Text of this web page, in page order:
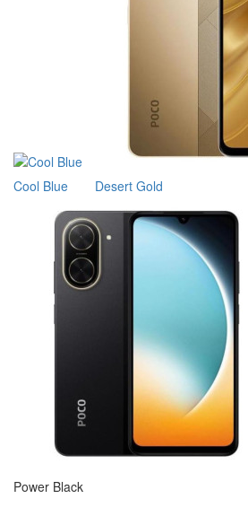
Cool Blue Desert Gold
Power Black